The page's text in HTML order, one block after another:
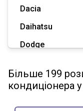
Dacia
Daihatsu
Dodge
Great Wall
Більше 199
кондиціонера